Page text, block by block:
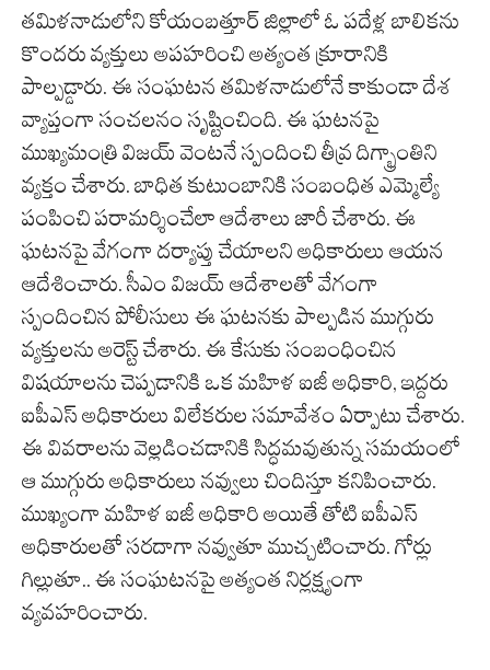
తమిళనాడులోని కోయంబత్తూర్ జిల్లాలో ఓ పదేళ్ల బాలికను
కొందరు వ్యక్తులు అపహరించి అత్యంత క్రూరానికి
పాల్పడ్డారు. ఈ సంఘటన తమిళనాడులోనే కాకుండా దేశ
వ్యాప్తంగా సంచలనం సృష్టించింది. ఈ ఘటనపై
ముఖ్యమంత్రి విజయ్ వెంటనే స్పందించి తీవ్ర దిగ్భ్రాంతిని
వ్యక్తం చేశారు. బాధిత కుటుంబానికి సంబంధిత ఎమ్మెల్యే
పంపించి పరామర్శించేలా ఆదేశాలు జారీ చేశారు. ఈ
ఘటనపై వేగంగా దర్యాప్తు చేయాలని అధికారులు ఆయన
ఆదేశించారు. సీఎం విజయ్ ఆదేశాలతో వేగంగా
స్పందించిన పోలీసులు ఈ ఘటనకు పాల్పడిన ముగ్గురు
వ్యక్తులను అరెస్ట్ చేశారు. ఈ కేసుకు సంబంధించిన
విషయాలను చెప్పడానికి ఒక మహిళ ఐజీ అధికారి, ఇద్దరు
ఐపీఎస్ అధికారులు విలేకరుల సమావేశం ఏర్పాటు చేశారు.
ఈ వివరాలను వెల్లడించడానికి సిద్ధమవుతున్న సమయంలో
ఆ ముగ్గురు అధికారులు నవ్వులు చిందిస్తూ కనిపించారు.
ముఖ్యంగా మహిళ ఐజీ అధికారి అయితే తోటి ఐపీఎస్
అధికారులతో సరదాగా నవ్వుతూ ముచ్చటించారు. గోర్లు
గిల్లుతూ.. ఈ సంఘటనపై అత్యంత నిర్లక్ష్యంగా
వ్యవహరించారు.